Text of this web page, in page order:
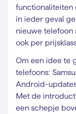
functionaliteiten
in ieder geval
nieuwe telefoon
ook per
Om een idee te
telefoons:
Android-
Met de
een schepje